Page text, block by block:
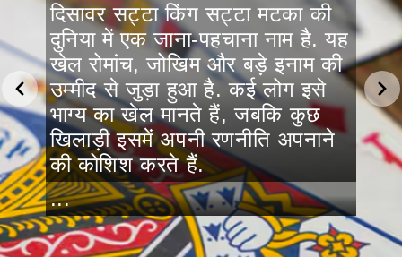
दिसावर सट्टा किंग सट्टा मटका की
दुनिया में एक जाना-पहचाना नाम है. यह
खेल रोमांच, जोखिम और बड़े इनाम की
उम्मीद से जुड़ा हुआ है. कई लोग इसे
भाग्य का खेल मानते हैं, जबकि कुछ
खिलाड़ी इसमें अपनी रणनीति अपनाने
की कोशिश करते हैं.
...